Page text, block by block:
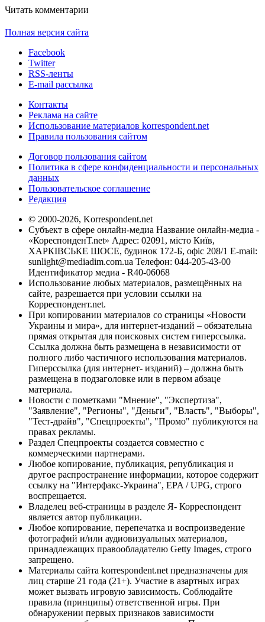
Читать комментарии
Полная версия сайта
Facebook
Twitter
RSS-ленты
E-mail рассылка
Контакты
Реклама на сайте
Использование материалов korrespondent.net
Правила пользования сайтом
Договор пользования сайтом
Политика в сфере конфиденциальности и персональных
данных
Пользовательское соглашение
Редакция
© 2000-2026, Korrespondent.net
Субъект в сфере онлайн-медиа Название онлайн-медиа -
«КореспонденТ.net» Адрес: 02091, місто Київ,
ХАРКІВСЬКЕ ШОСЕ, будинок 172-Б, офіс 208/1 E-mail:
sunlight@mediadim.com.ua Телефон: 044-205-43-00
Идентификатор медиа - R40-06068
Использование любых материалов, размещённых на
сайте, разрешается при условии ссылки на
Корреспондент.net.
При копировании материалов со страницы «Новости
Украины и мира», для интернет-изданий – обязательна
прямая открытая для поисковых систем гиперссылка.
Ссылка должна быть размещена в независимости от
полного либо частичного использования материалов.
Гиперссылка (для интернет- изданий) – должна быть
размещена в подзаголовке или в первом абзаце
материала.
Новости с пометками "Мнение", "Экспертиза",
"Заявление", "Регионы", "Деньги", "Власть", "Выборы",
"Тест-драйв", "Спецпроекты", "Промо" публикуются на
правах рекламы.
Раздел Спецпроекты создается совместно с
коммерческими партнерами.
Любое копирование, публикация, републикация и
другое распространение информации, которое содержит
ссылку на "Интерфакс-Украина", EPA / UPG, строго
воспрещается.
Владелец веб-страницы в разделе Я- Корреспондент
является автор публикации.
Любое копирование, перепечатка и воспроизведение
фотографий и/или аудиовизуальных материалов,
принадлежащих правообладателю Getty Images, строго
запрещено.
Материалы сайта korrespondent.net предназначены для
лиц старше 21 года (21+). Участие в азартных играх
может вызвать игровую зависимость. Соблюдайте
правила (принципы) ответственной игры. При
обнаружении первых признаков зависимости